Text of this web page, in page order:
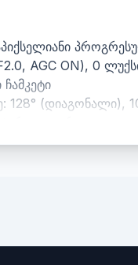
AGC ON), 0
128°